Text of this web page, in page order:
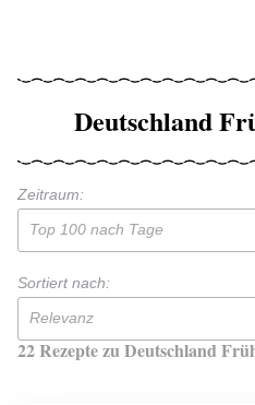
Deutschland
Zeitraum:
Top 100 nach Tage
Sortiert nach:
Relevanz
22 Rezepte zu Deutschland